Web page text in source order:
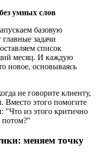
умных слов
базовую
задачи
список
месяц. И каждую
новое, основываясь
не говорите клиенту,
Вместо этого помогите
"Что из этого критично
потом?"
меняем точку